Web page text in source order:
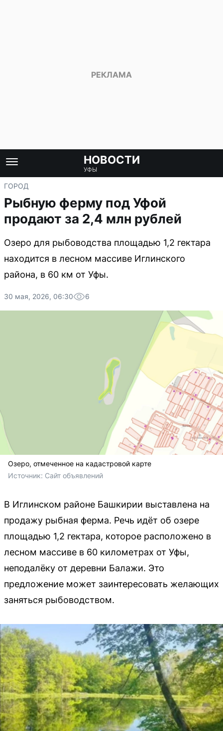
НОВОСТИ
УФЫ
ГОРОД
Рыбную ферму под Уфой
продают за 2,4 млн рублей
Озеро для рыбоводства площадью 1,2 гектара
находится в лесном массиве Иглинского
района, в 60 км от Уфы.
30 мая, 2026, 06:30 6
Озеро, отмеченное на кадастровой карте
Источник: Сайт объявлений
В Иглинском районе Башкирии выставлена на
продажу рыбная ферма. Речь идёт об озере
площадью 1,2 гектара, которое расположено в
лесном массиве в 60 километрах от Уфы,
неподалёку от деревни Балажи. Это
предложение может заинтересовать желающих
заняться рыбоводством.